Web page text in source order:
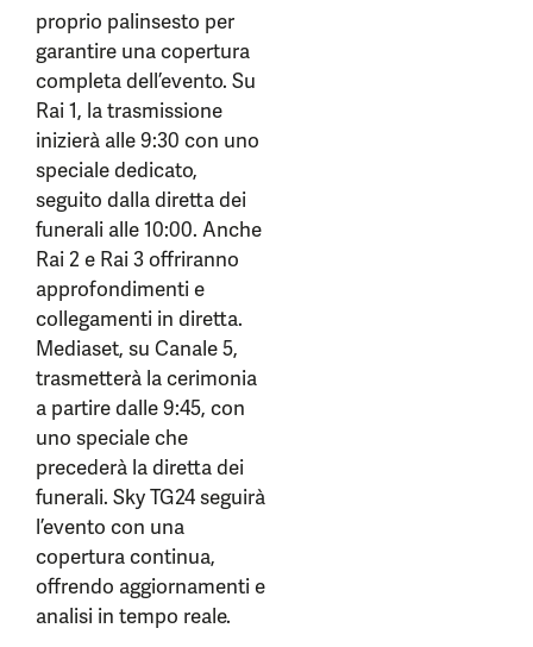
proprio palinsesto per
garantire una copertura
completa dell’evento. Su
Rai 1, la trasmissione
inizierà alle 9:30 con uno
speciale dedicato,
seguito dalla diretta dei
funerali alle 10:00. Anche
Rai 2 e Rai 3 offriranno
approfondimenti e
collegamenti in diretta.
Mediaset, su Canale 5,
trasmetterà la cerimonia
a partire dalle 9:45, con
uno speciale che
precederà la diretta dei
funerali. Sky TG24 seguirà
l’evento con una
copertura continua,
offrendo aggiornamenti e
analisi in tempo reale.